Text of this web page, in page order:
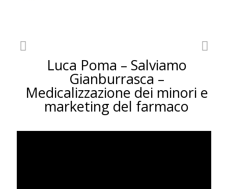
Luca Poma – Salviamo
Gianburrasca –
Medicalizzazione dei minori e
marketing del farmaco